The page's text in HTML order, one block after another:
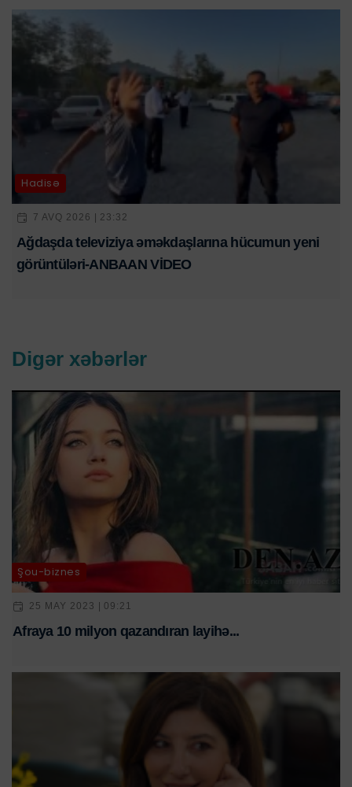
Hadisə
7 AVQ 2026 | 23:32
Ağdaşda televiziya əməkdaşlarına hücumun yeni
görüntüləri-ANBAAN VİDEO
Digər xəbərlər
Şou-biznes
25 MAY 2023 | 09:21
Afraya 10 milyon qazandıran layihə...